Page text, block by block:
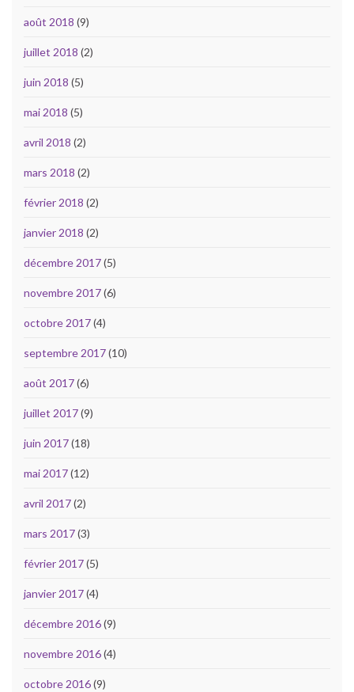
août 2018 (9)
juillet 2018 (2)
juin 2018 (5)
mai 2018 (5)
avril 2018 (2)
mars 2018 (2)
février 2018 (2)
janvier 2018 (2)
décembre 2017(5)
novembre 2017(6)
octobre 2017(4)
septembre 2017(10)
août 2017(6)
juillet 2017(9)
juin 2017(18)
mai 2017(12)
avril 2017(2)
mars 2017(3)
février 2017(5)
janvier 2017(4)
décembre 2016(9)
novembre 2016(4)
octobre 2016(9)